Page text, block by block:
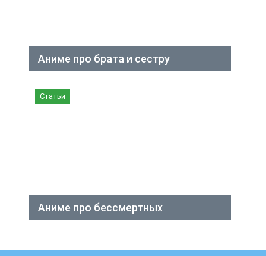
Аниме про брата и сестру
Статьи
Аниме про бессмертных